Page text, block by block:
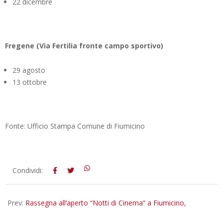
Fregene (Via Fertilia fronte campo sportivo)
29 agosto
13 ottobre
Fonte: Ufficio Stampa Comune di Fiumicino
2020-
Condividi:
Prev: Rassegna all’aperto “Notti di Cinema” a Fiumicino,